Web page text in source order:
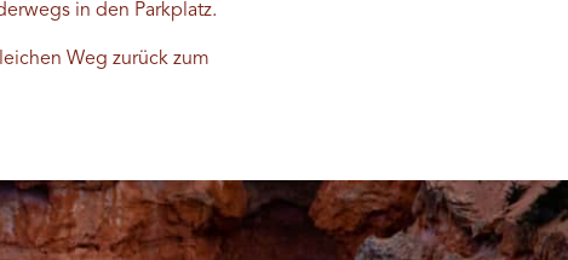
in den Parkplatz.
Weg zurück zum